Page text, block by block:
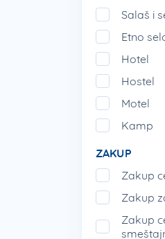
Salaš i
Etno
Hotel
Hostel
Motel
Kamp
ZAKUP
Zakup
Zakup
Zakup